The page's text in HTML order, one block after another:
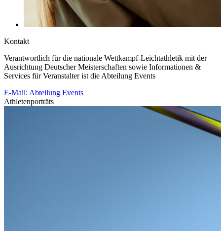
Kontakt
Verantwortlich für die nationale Wettkampf-Leichtathletik mit der
Ausrichtung Deutscher Meisterschaften sowie Informationen &
Services für Veranstalter ist die Abteilung Events
E-Mail: Abteilung Events
Athletenporträts